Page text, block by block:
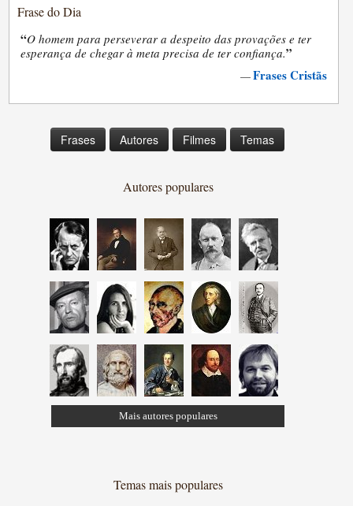
Frase do Dia
“O homem para perseverar a despeito das provações e ter
esperança de chegar à meta precisa de ter confiança.”
—Frases Cristãs
Frases Autores Filmes Temas
Autores populares
Mais autores populares
Temas mais populares